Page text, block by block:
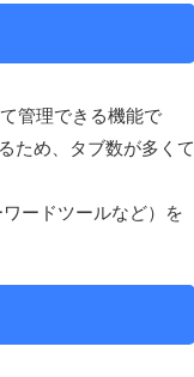
管理できる機能で
ため、タブ数が多くて
ードツールなど）を